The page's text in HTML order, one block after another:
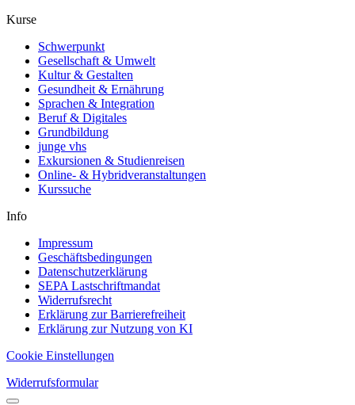
Kurse
Schwerpunkt
Gesellschaft & Umwelt
Kultur & Gestalten
Gesundheit & Ernährung
Sprachen & Integration
Beruf & Digitales
Grundbildung
junge vhs
Exkursionen & Studienreisen
Online- & Hybridveranstaltungen
Kurssuche
Info
Impressum
Geschäftsbedingungen
Datenschutzerklärung
SEPA Lastschriftmandat
Widerrufsrecht
Erklärung zur Barrierefreiheit
Erklärung zur Nutzung von KI
Cookie Einstellungen
Widerrufsformular